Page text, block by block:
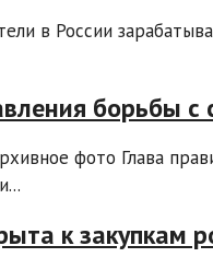
в России
борьбы
фото Глава
к закупкам